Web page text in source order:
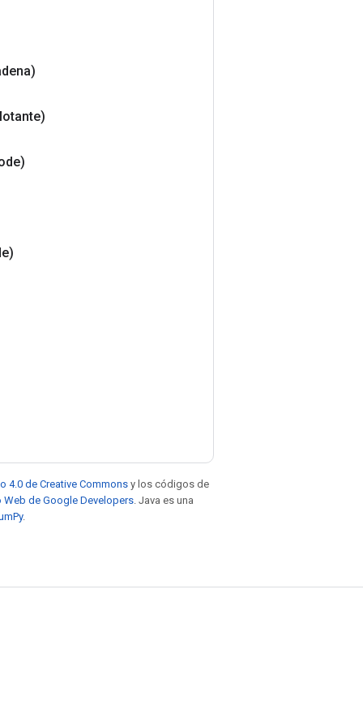
4.0 de Creative Commons y los códigos de
Web de Google Developers . Java es una
.